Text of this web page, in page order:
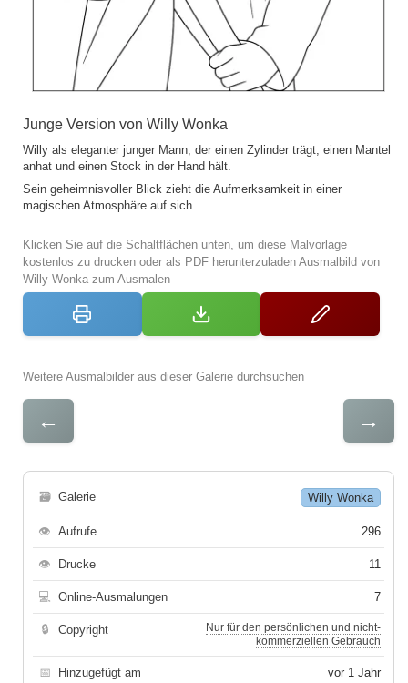
Junge Version von Willy Wonka
Willy als eleganter junger Mann, der einen Zylinder trägt, einen Mantel
anhat und einen Stock in der Hand hält.
Sein geheimnisvoller Blick zieht die Aufmerksamkeit in einer
magischen Atmosphäre auf sich.
Klicken Sie auf die Schaltflächen unten, um diese Malvorlage
kostenlos zu drucken oder als PDF herunterzuladen Ausmalbild von
Willy Wonka zum Ausmalen
Weitere Ausmalbilder aus dieser Galerie durchsuchen
← →
🗃 Galerie Willy Wonka
👁 Aufrufe 296
👁 Drucke 11
💻 Online-Ausmalungen 7
🔒 Copyright
Nur für den persönlichen und nicht-
kommerziellen Gebrauch
📅 Hinzugefügt am vor 1 Jahr